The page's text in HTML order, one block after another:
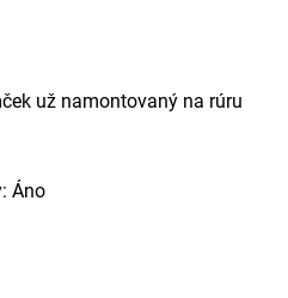
už namontovaný na rúru
Áno